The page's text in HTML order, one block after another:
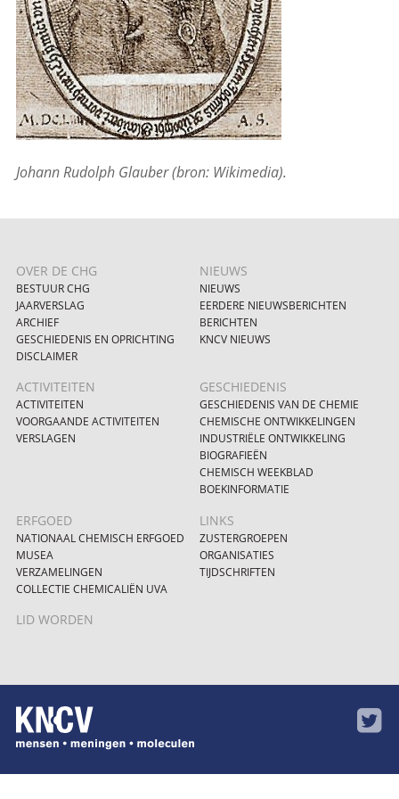
Johann Rudolph Glauber (bron: Wikimedia).
OVER DE CHG
BESTUUR CHG
JAARVERSLAG
ARCHIEF
GESCHIEDENIS EN OPRICHTING
DISCLAIMER
NIEUWS
NIEUWS
EERDERE NIEUWSBERICHTEN
BERICHTEN
KNCV NIEUWS
ACTIVITEITEN
ACTIVITEITEN
VOORGAANDE ACTIVITEITEN
VERSLAGEN
GESCHIEDENIS
GESCHIEDENIS VAN DE CHEMIE
CHEMISCHE ONTWIKKELINGEN
INDUSTRIËLE ONTWIKKELING
BIOGRAFIEËN
CHEMISCH WEEKBLAD
BOEKINFORMATIE
ERFGOED
NATIONAAL CHEMISCH ERFGOED
MUSEA
VERZAMELINGEN
COLLECTIE CHEMICALIËN UVA
LINKS
ZUSTERGROEPEN
ORGANISATIES
TIJDSCHRIFTEN
LID WORDEN